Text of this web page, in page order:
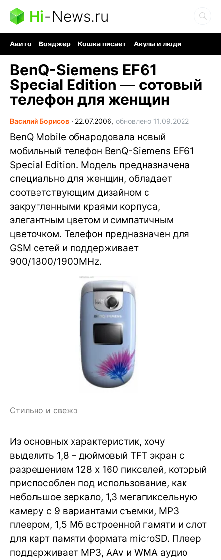
Hi-News.ru
Авито Вояджер Кошка писает
Акулы и люди
BenQ-Siemens EF61
Special Edition — сотовый
телефон для женщин
Василий Борисов ∙ 22.07.2006, обновлено 11.09.2022
BenQ Mobile обнародовала новый
мобильный телефон BenQ-Siemens EF61
Special Edition. Модель предназначена
специально для женщин, обладает
соответствующим дизайном с
закругленными краями корпуса,
элегантным цветом и симпатичным
цветочком. Телефон предназначен для
GSM сетей и поддерживает
900/1800/1900MHz.
Стильно и свежо
Из основных характеристик, хочу
выделить 1,8 – дюймовый TFT экран с
разрешением 128 x 160 пикселей, который
приспособлен под использование, как
небольшое зеркало, 1,3 мегапиксельную
камеру с 9 вариантами съемки, MP3
плеером, 1,5 Мб встроенной памяти и слот
для карт памяти формата microSD. Плеер
поддерживает MP3, AAv и WMA аудио